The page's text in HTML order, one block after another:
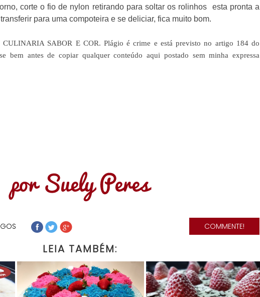
corte o fio de nylon retirando para soltar os rolinhos esta pronta a
para uma compoteira e se deliciar, fica muito bom.
CULINARIA SABOR E COR. Plágio é crime e está previsto no artigo 184 do
bem antes de copiar qualquer conteúdo aqui postado sem minha expressa
COMMENTE!
LEIA TAMBÉM: